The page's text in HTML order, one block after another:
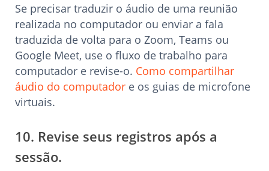
Se precisar traduzir o áudio de uma reunião
realizada no computador ou enviar a fala
traduzida de volta para o Zoom, Teams ou
Google Meet, use o fluxo de trabalho para
computador e revise-o. Como compartilhar
áudio do computador e os guias de microfone
virtuais.
10. Revise seus registros após a
sessão.